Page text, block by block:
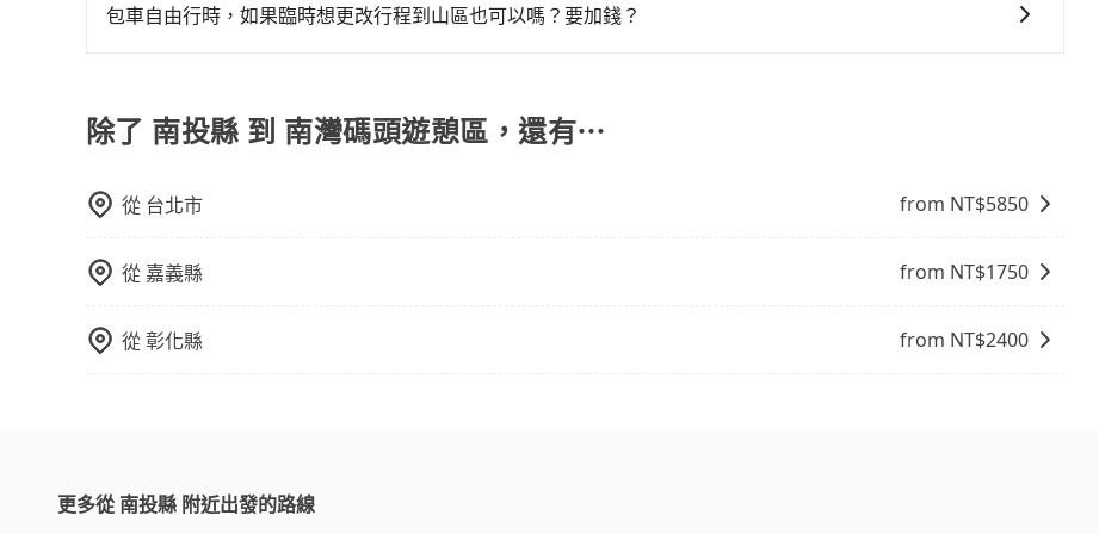
就完成，事先不用電話確認空房，事後也不用告知付款完畢，一切都能在網路上操作。但有些較冷門或規模較小
這些瑣碎的事，台灣本土的AsiaYo或者國際Airbnb都值得推薦。
不妨趁早訂購，享受更划算的價格。
包車自由行時，如果臨時想更改行程到山區也可以嗎？要加錢？
會透過Email的方式向您說明收費細節，讓您能更放心地享受旅步為您提供的服務。
除了 南投縣 到 南灣碼頭遊憩區，還有⋯
從 台北市 from NT$5850
從 嘉義縣 from NT$1750
從彰化縣 from NT$2400
更多從 南投縣 附近出發的路線